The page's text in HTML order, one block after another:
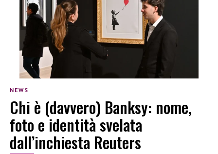
NEWS
Chi è (davvero) Banksy: nome,
foto e identità svelata
dall’inchiesta Reuters